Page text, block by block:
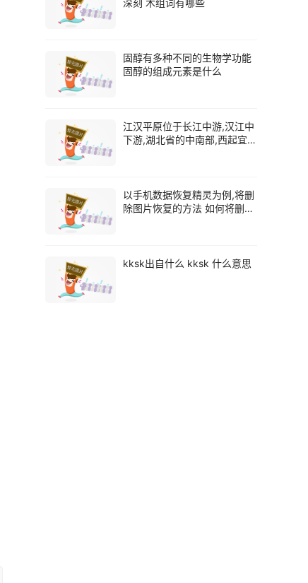
深刻 木组词有哪些
固醇有多种不同的生物学功能
固醇的组成元素是什么
江汉平原位于长江中游,汉江中
下游,湖北省的中南部,西起宜昌
以手机数据恢复精灵为例,将删
除图片恢复的方法 如何将删了
kksk出自什么 kksk 什么意思